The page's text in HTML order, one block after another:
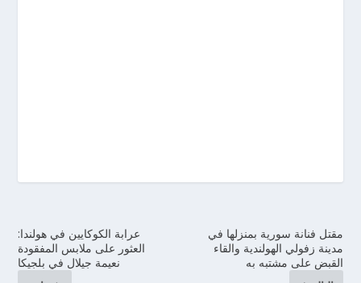
عرابة الكوكايين في هولندا:
العثور على ملابس المفقودة
نعيمة جيلال في بلجيكا
مقتل فنانة سورية بمنزلها في
مدينة زفولي الهولندية والقاء
القبض على مشتبه به